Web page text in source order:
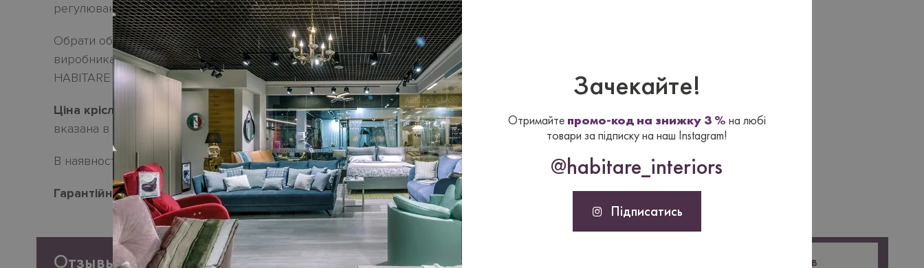
Зачекайте!
Отримайте промо-код на знижку 3 % на любі
товари за підписку на наш Instagram!
@habitare_interiors
Підписатись
регулюванням.
Обрати оббивку з тканини або шкіри можливо по зразкам
виробника. Усі актуальні зразки оббивки є у дилерському салонi
HABITARE interiors.
Ціна крісла MONDRIAN з механичнім реклайнеромна сайті
вказана в натуральній шкірі преміальної категорії.
В наявності - 1 шт.
Гарантійний термін- 18 місяців.
Отзывы Оставить отзыв